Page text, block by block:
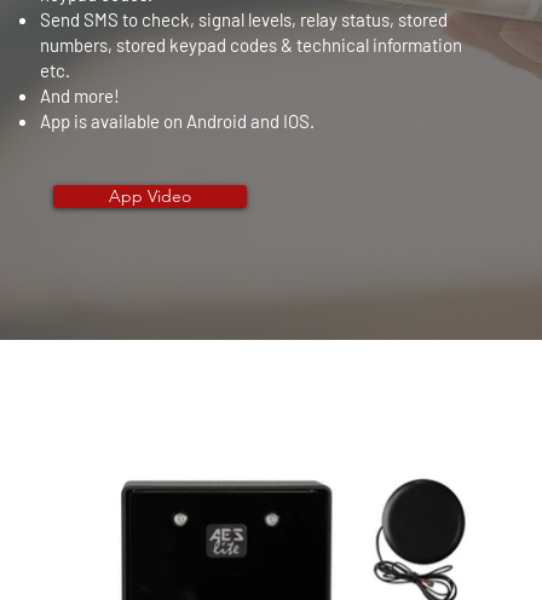
Send SMS to check, signal levels, relay status, stored
numbers, stored keypad codes & technical information
etc.
And more!
App is available on Android and IOS.​
App Video